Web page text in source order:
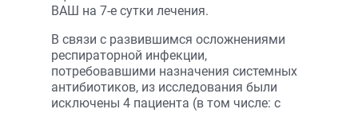
ВАШ на 7-е сутки лечения.
В связи с развившимся осложнениями
респираторной инфекции,
потребовавшими назначения системных
антибиотиков, из исследования были
исключены 4 пациента (в том числе: с